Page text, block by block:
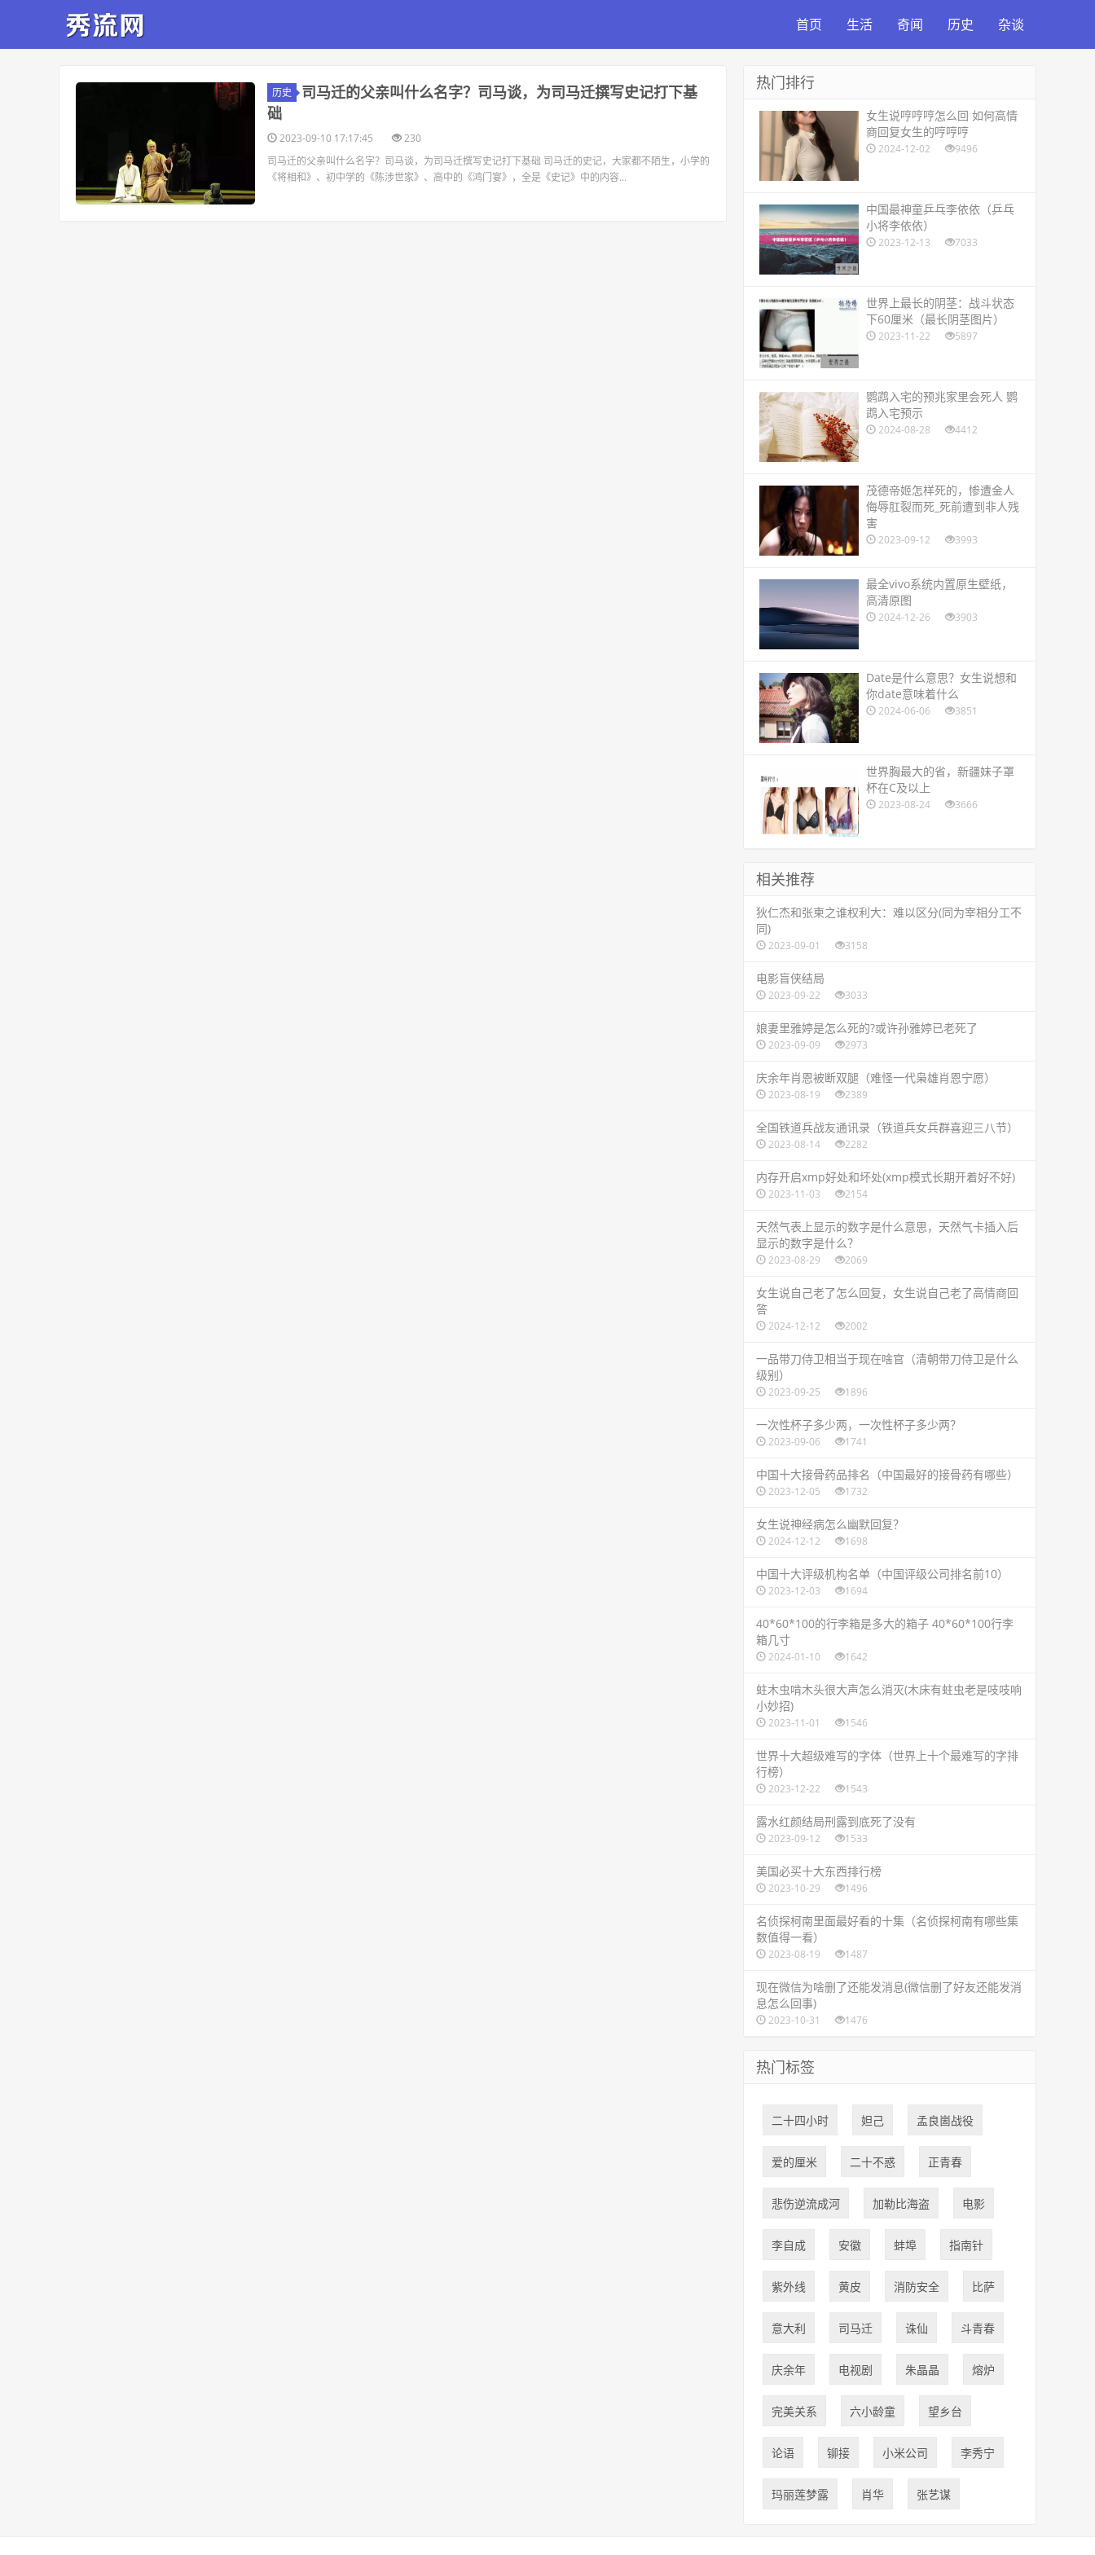
首页 生活 奇闻 历史 杂谈
历史
​司马迁的父亲叫什么名字？司马谈，为司马迁撰写史记打下基
础
2023-09-10 17:17:45
230
司马迁的父亲叫什么名字？司马谈，为司马迁撰写史记打下基础 司马迁的史记，大家都不陌生，小学的
《将相和》、初中学的《陈涉世家》、高中的《鸿门宴》，全是《史记》中的内容...
热门排行
​女生说哼哼哼怎么回 如何高情
商回复女生的哼哼哼
2024-12-02 9496
​中国最神童乒乓李依依（乒乓
小将李依依）
2023-12-13 7033
​世界上最长的阴茎：战斗状态
下60厘米（最长阴茎图片）
2023-11-22 5897
​鹦鹉入宅的预兆家里会死人 鹦
鹉入宅预示
2024-08-28 4412
​茂德帝姬怎样死的，惨遭金人
侮辱肛裂而死_死前遭到非人残
害
2023-09-12 3993
​最全vivo系统内置原生壁纸，
高清原图
2024-12-26 3903
​Date是什么意思？女生说想和
你date意味着什么
2024-06-06 3851
​世界胸最大的省，新疆妹子罩
杯在C及以上
2023-08-24 3666
相关推荐
​狄仁杰和张柬之谁权利大：难以区分(同为宰相分工不
同)
2023-09-01 3158
​电影盲侠结局
2023-09-22 3033
​娘妻里雅婷是怎么死的?或许孙雅婷已老死了
2023-09-09 2973
​庆余年肖恩被断双腿（难怪一代枭雄肖恩宁愿）
2023-08-19 2389
​全国铁道兵战友通讯录（铁道兵女兵群喜迎三八节）
2023-08-14 2282
​内存开启xmp好处和坏处(xmp模式长期开着好不好)
2023-11-03 2154
​天然气表上显示的数字是什么意思，天然气卡插入后
显示的数字是什么？
2023-08-29 2069
​女生说自己老了怎么回复，女生说自己老了高情商回
答
2024-12-12 2002
​一品带刀侍卫相当于现在啥官（清朝带刀侍卫是什么
级别）
2023-09-25 1896
​一次性杯子多少两，一次性杯子多少两？
2023-09-06 1741
​中国十大接骨药品排名（中国最好的接骨药有哪些）
2023-12-05 1732
​女生说神经病怎么幽默回复？
2024-12-12 1698
​中国十大评级机构名单（中国评级公司排名前10）
2023-12-03 1694
​40*60*100的行李箱是多大的箱子 40*60*100行李
箱几寸
2024-01-10 1642
​蛀木虫啃木头很大声怎么消灭(木床有蛀虫老是吱吱响
小妙招)
2023-11-01 1546
​世界十大超级难写的字体（世界上十个最难写的字排
行榜）
2023-12-22 1543
​露水红颜结局刑露到底死了没有
2023-09-12 1533
​美国必买十大东西排行榜
2023-10-29 1496
​名侦探柯南里面最好看的十集（名侦探柯南有哪些集
数值得一看）
2023-08-19 1487
​现在微信为啥删了还能发消息(微信删了好友还能发消
息怎么回事)
2023-10-31 1476
热门标签
二十四小时 ​妲己 ​孟良崮战役
爱的厘米 二十不惑 ​正青春
悲伤逆流成河 加勒比海盗 ​电影
​李自成 ​安徽 蚌埠 指南针
​紫外线 ​黄皮 ​消防安全 比萨
​意大利 ​司马迁 ​诛仙 ​斗青春
庆余年 ​电视剧 朱晶晶 ​熔炉
​完美关系 ​六小龄童 ​望乡台
​论语 ​铆接 ​小米公司 李秀宁
玛丽莲梦露 肖华 张艺谋